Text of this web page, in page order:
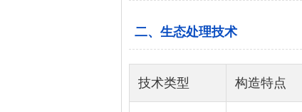
二、生态处理技术
技术类型 构造特点